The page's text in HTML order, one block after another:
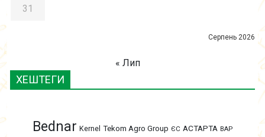
Серпень 2026
31
« Лип
ХЕШТЕГИ
Bednar Kernel Tekom Agro Group ЄС АСТАРТА ВАР